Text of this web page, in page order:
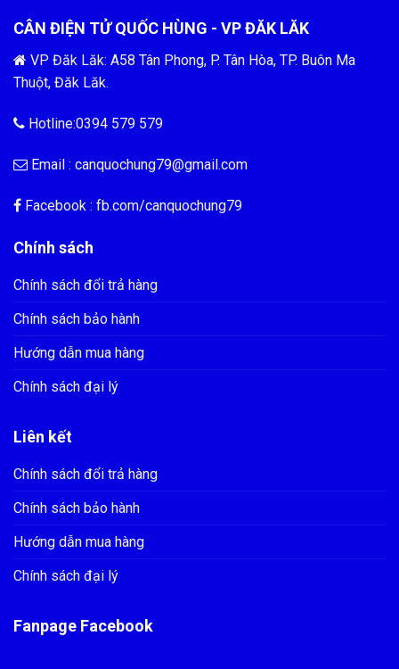
CÂN ĐIỆN TỬ QUỐC HÙNG - VP ĐĂK LĂK
VP Đăk Lăk: A58 Tân Phong, P. Tân Hòa, TP. Buôn Ma
Thuột, Đăk Lăk.
Hotline:0394 579 579
Email : canquochung79@gmail.com
Facebook : fb.com/canquochung79
Chính sách
Chính sách đổi trả hàng
Chính sách bảo hành
Hướng dẫn mua hàng
Chính sách đại lý
Liên kết
Chính sách đổi trả hàng
Chính sách bảo hành
Hướng dẫn mua hàng
Chính sách đại lý
Fanpage Facebook